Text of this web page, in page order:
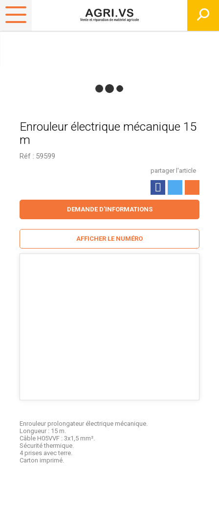
Enrouleur électrique mécanique 15
m
Réf : 59599
partager l'article
Enrouleur prolongateur électrique mécanique.
Longueur : 15 m.
Câble H05VVF : 3x1,5 mm².
Sécurité thermique.
4 prises avec terre.
Carton imprimé.
DEMANDE D'INFORMATIONS
AFFICHER LE NUMÉRO